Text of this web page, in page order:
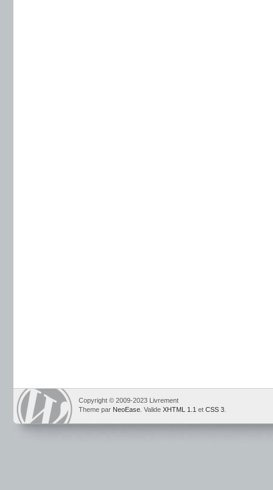
Copyright © 2009-2023 Livrement
Theme par NeoEase . Valide XHTML 1.1 et CSS 3